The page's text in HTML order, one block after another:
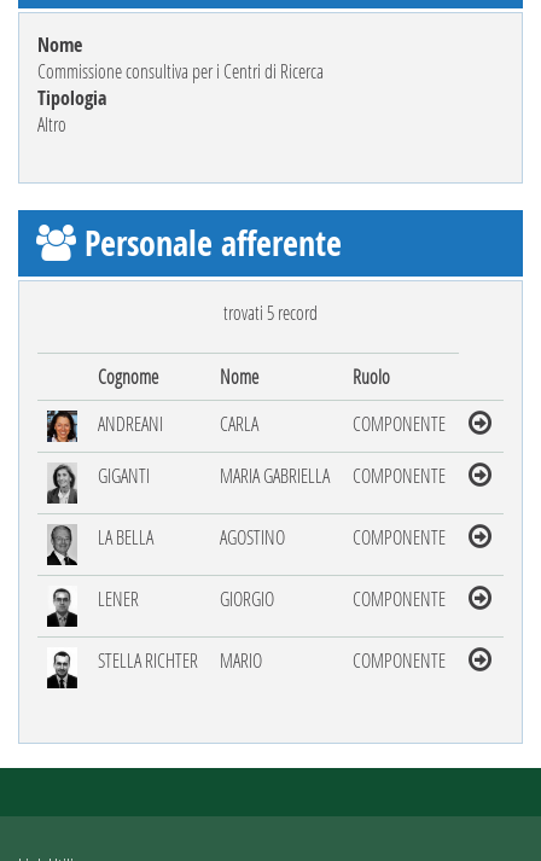
Nome
Commissione consultiva per i Centri di Ricerca
Tipologia
Altro
Personale afferente
trovati 5 record
Cognome Nome
Ruolo
ANDREANI
CARLA COMPONENTE
GIGANTI MARIA GABRIELLA COMPONENTE
LA BELLA AGOSTINO COMPONENTE
LENER GIORGIO COMPONENTE
STELLA RICHTER MARIO COMPONENTE